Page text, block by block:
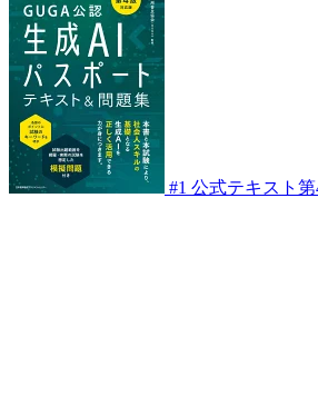
#1 公式テキスト